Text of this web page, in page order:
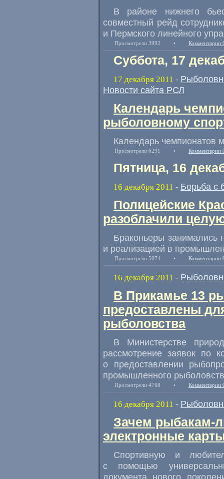
В районе нижнего
совместный рейд
и Пермского линейного
Просмотрели 3992 • Комментарии
Суббота, 17
17 декабря 2011 -
Новости сайта РСЛ
Календарь
рыболовному
Календарь чемпионатов
Просмотрели 6291 • Комментарии
Пятница, 16
16 декабря 2011 - Борьба с
Полицейские
разоблачили
Браконьеры занимались
и реализацией в
Просмотрели 5074 • Комментарии
16 декабря 2011 -
В Прикамье 13
предоставлены
рыболовства
В Министерстве
рассмотрение заявок по
о предоставлении
промышленного
Просмотрели 4768 • Комментарии
16 декабря 2011 -
Зачем рыбакам-
электронные
Спортивную и
с помощью
документа нового